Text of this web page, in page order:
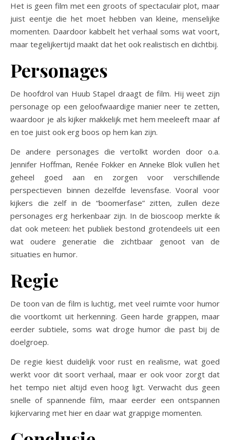
Het is geen film met een groots of spectaculair plot, maar
juist eentje die het moet hebben van kleine, menselijke
momenten. Daardoor kabbelt het verhaal soms wat voort,
maar tegelijkertijd maakt dat het ook realistisch en dichtbij.
Personages
De hoofdrol van Huub Stapel draagt de film. Hij weet zijn
personage op een geloofwaardige manier neer te zetten,
waardoor je als kijker makkelijk met hem meeleeft maar af
en toe juist ook erg boos op hem kan zijn.
De andere personages die vertolkt worden door o.a.
Jennifer Hoffman, Renée Fokker en Anneke Blok vullen het
geheel goed aan en zorgen voor verschillende
perspectieven binnen dezelfde levensfase. Vooral voor
kijkers die zelf in de “boomerfase” zitten, zullen deze
personages erg herkenbaar zijn. In de bioscoop merkte ik
dat ook meteen: het publiek bestond grotendeels uit een
wat oudere generatie die zichtbaar genoot van de
situaties en humor.
Regie
De toon van de film is luchtig, met veel ruimte voor humor
die voortkomt uit herkenning. Geen harde grappen, maar
eerder subtiele, soms wat droge humor die past bij de
doelgroep.
De regie kiest duidelijk voor rust en realisme, wat goed
werkt voor dit soort verhaal, maar er ook voor zorgt dat
het tempo niet altijd even hoog ligt. Verwacht dus geen
snelle of spannende film, maar eerder een ontspannen
kijkervaring met hier en daar wat grappige momenten.